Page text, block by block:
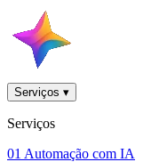
Serviços ▾
Serviços
01 Automação com IA